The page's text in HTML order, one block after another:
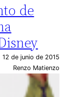
de
12 de junio de 2015
Renzo Matienzo